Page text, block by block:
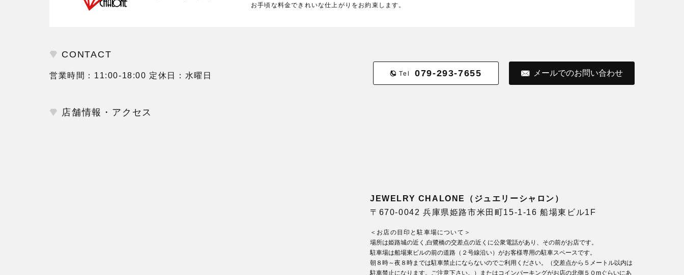
お手頃な料金できれいな仕上がりをお約束します。
CONTACT
営業時間：11:00-18:00 定休日：水曜日 Tel 079-293-7655 メールでのお問い合わせ
店舗情報・アクセス
JEWELRY CHALONE（ジュエリーシャロン）
〒670-0042 兵庫県姫路市米田町15-1-16 船場東ビル1F
＜お店の目印と駐車場について＞
場所は姫路城の近く,白鷺橋の交差点の近くに公衆電話があり、その前がお店です。
駐車場は船場東ビルの前の道路（２号線沿い）がお客様専用の駐車スペースです。
朝８時～夜８時までは駐車禁止にならないのでご利用ください。（交差点から５メートル以内は
駐車禁止になります。ご注意下さい。）またはコインパーキングがお店の北側５０mぐらいにあ